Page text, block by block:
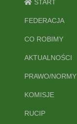
START
FEDERACJA
CO ROBIMY
AKTUALNOŚCI
PRAWO/NORMY
KOMISJE
RUCIP